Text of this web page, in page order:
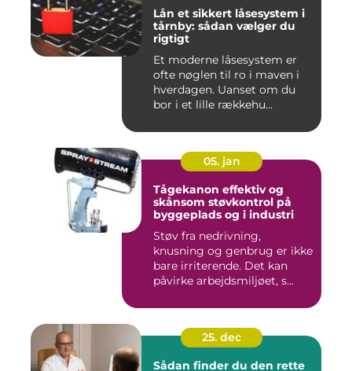
Lån et sikkert låsesystem i
tårnby: sådan vælger du
rigtigt
Et moderne låsesystem er
ofte nøglen til ro i maven i
hverdagen. Uanset om du
bor i et lille rækkehu...
05. jan
Tågekanon effektiv og
skånsom støvkontrol på
byggeplads og i industri
Støv fra nedrivning,
knusning og genbrug er ikke
bare irriterende. Det kan
påvirke arbejdsmiljøet, s...
25. dec
Sådan finder du den rette